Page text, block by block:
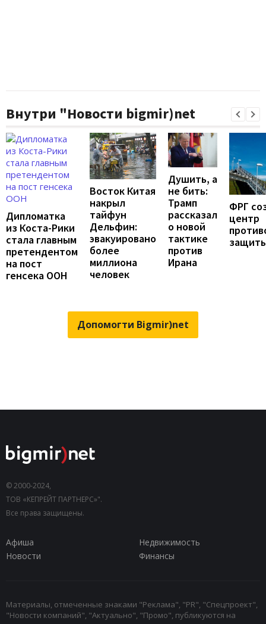
Внутри "Новости bigmir)net
Дипломатка
из Коста-Рики
стала главным
претендентом
на пост
генсека ООН
Восток Китая
накрыл
тайфун
Дельфин:
эвакуировано
более
миллиона
человек
Душить, а
не бить:
Трамп
рассказал
о новой
тактике
против
Ирана
ФРГ
центр
Допомогти Bigmir)net
© 2000-2024,
ТОВ «КЕПРЕЙТ ПАРТНЕРС»".
Все права защищены.
Афиша
Недвижимость
Новости
Финансы
Материалы, отмеченные знаками "Реклама", "PR", "Спецпроект",
"Новости компаний", "Актуально", "Промо", публикуются на